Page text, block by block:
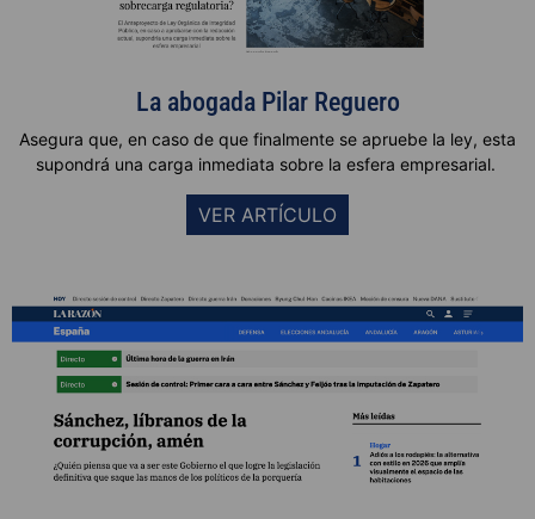
La abogada Pilar Reguero
Asegura que, en caso de que finalmente se apruebe la ley, esta
supondrá una carga inmediata sobre la esfera empresarial.
VER ARTÍCULO